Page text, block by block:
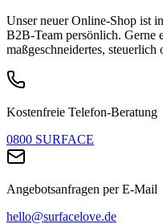
Unser neuer Online-Shop ist
B2B-Team persönlich. Gerne
maßgeschneidertes, steuerlich
Kostenfreie Telefon-Beratung
0800 SURFACE
Angebotsanfragen per E-Mail
hello@surfacelove.de